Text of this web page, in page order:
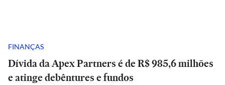
FINANÇAS
Dívida da Apex Partners é de R$ 985,6 milhões
e atinge debêntures e fundos